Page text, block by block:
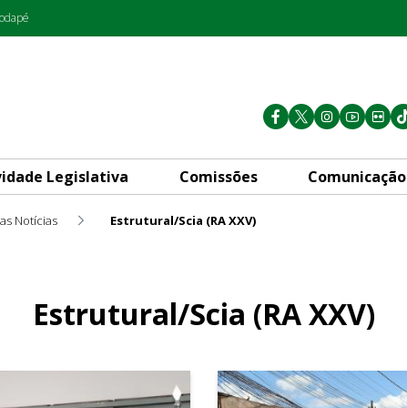
Legislativa Comissões Comunicação
Notícias Estrutural/Scia (RA XXV)
Estrutural/Scia (RA XXV)